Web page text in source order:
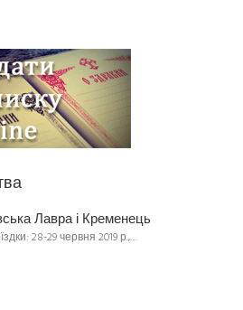
Лавра і Кременець
28-29 червня 2019 р.,…